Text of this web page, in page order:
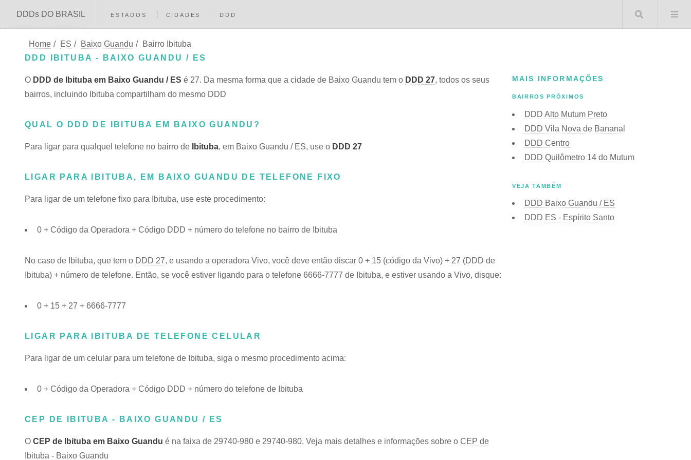
DDDs DO BRASIL ESTADOS CIDADES DDD Buscar
Home / ES / Baixo Guandu /
Bairro Ibituba
DDD IBITUBA - BAIXO GUANDU / ES
O DDD de Ibituba em Baixo Guandu / ES é 27. Da mesma forma que a cidade de Baixo Guandu tem o DDD 27, todos os seus
bairros, incluindo Ibituba compartilham do mesmo DDD
QUAL O DDD DE IBITUBA EM BAIXO GUANDU?
Para ligar para qualquel telefone no bairro de Ibituba, em Baixo Guandu / ES, use o DDD 27
LIGAR PARA IBITUBA, EM BAIXO GUANDU DE TELEFONE FIXO
Para ligar de um telefone fixo para Ibituba, use este procedimento:
0 + Código da Operadora + Código DDD + número do telefone no bairro de Ibituba
No caso de Ibituba, que tem o DDD 27, e usando a operadora Vivo, você deve então discar 0 + 15 (código da Vivo) + 27 (DDD de
Ibituba) + número de telefone. Então, se você estiver ligando para o telefone 6666-7777 de Ibituba, e estiver usando a Vivo, disque:
0 + 15 + 27 + 6666-7777
LIGAR PARA IBITUBA DE TELEFONE CELULAR
Para ligar de um celular para um telefone de Ibituba, siga o mesmo procedimento acima:
0 + Código da Operadora + Código DDD + número do telefone de Ibituba
CEP DE IBITUBA - BAIXO GUANDU / ES
O CEP de Ibituba em Baixo Guandu é na faixa de 29740-980 e 29740-980. Veja mais detalhes e informações sobre o CEP de
Ibituba - Baixo Guandu
MAIS INFORMAÇÕES
BAIRROS PRÓXIMOS
DDD Alto Mutum Preto
DDD Vila Nova de Bananal
DDD Centro
DDD Quilômetro 14 do Mutum
VEJA TAMBÉM
DDD Baixo Guandu / ES
DDD ES - Espírito Santo